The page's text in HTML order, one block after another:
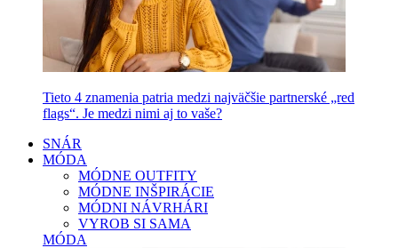
Tieto 4 znamenia patria medzi najväčšie partnerské „red
flags“. Je medzi nimi aj to vaše?
SNÁR
MÓDA
MÓDNE OUTFITY
MÓDNE INŠPIRÁCIE
MÓDNI NÁVRHÁRI
VYROB SI SAMA
MÓDA